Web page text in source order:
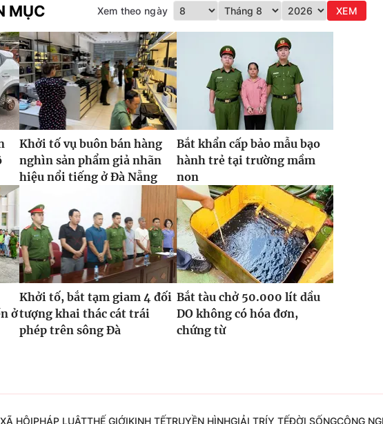
MỤC Xem theo ngày XEM
Khởi tố vụ buôn bán hàng
nghìn sản phẩm giả nhãn
hiệu nổi tiếng ở Đà Nẵng
Bắt khẩn cấp bảo mẫu bạo
hành trẻ tại trường mầm
non
ở
Khởi tố, bắt tạm giam 4 đối
tượng khai thác cát trái
phép trên sông Đà
Bắt tàu chở 50.000 lít dầu
DO không có hóa đơn,
chứng từ
XÃ HỘIPHÁP LUẬTTHẾ GIỚIKINH TẾTRUYỀN HÌNHGIẢI TRÍY TẾĐỜI SỐNGCÔNG